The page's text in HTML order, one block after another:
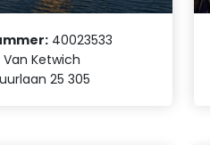
40023533
Van Ketwich
25 305